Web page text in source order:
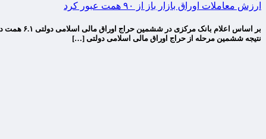
ارزش معاملات اوراق بازار باز از ۹۰ همت عبور کرد
نتیجه ششمین مرحله از حراج اوراق مالی اسلامی دولتی […]